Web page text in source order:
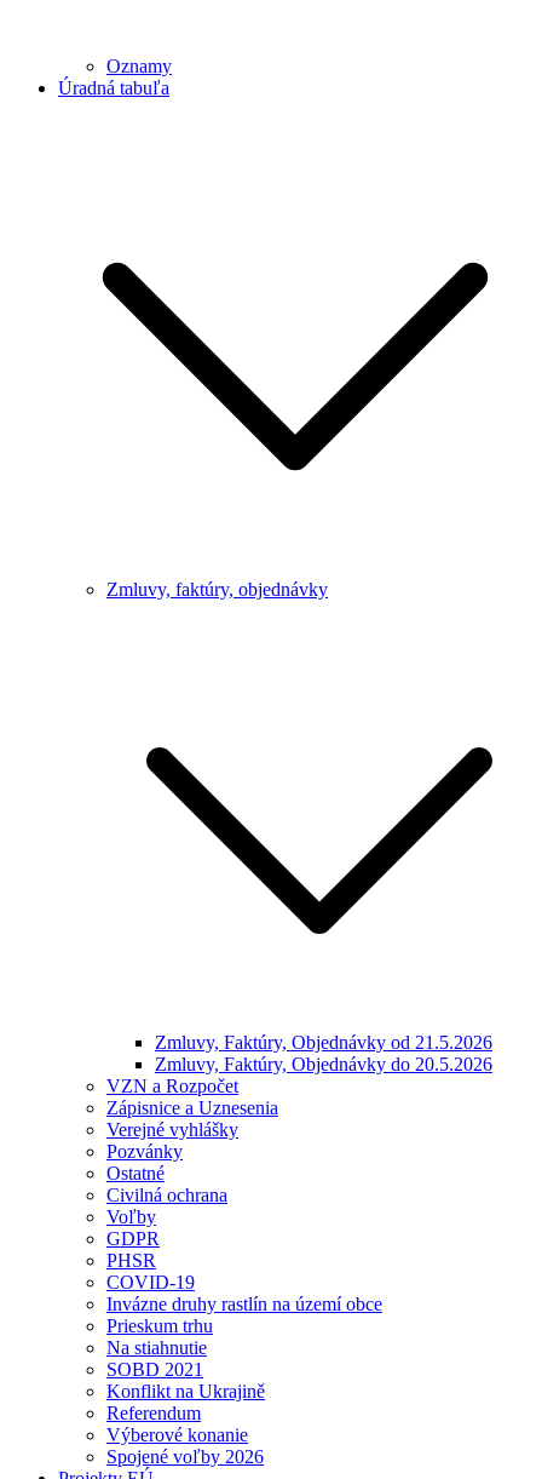
Oznamy
Úradná tabuľa
Zmluvy, faktúry, objednávky
Zmluvy, Faktúry, Objednávky od 21.5.2026
Zmluvy, Faktúry, Objednávky do 20.5.2026
VZN a Rozpočet
Zápisnice a Uznesenia
Verejné vyhlášky
Pozvánky
Ostatné
Civilná ochrana
Voľby
GDPR
PHSR
COVID-19
Invázne druhy rastlín na území obce
Prieskum trhu
Na stiahnutie
SOBD 2021
Konflikt na Ukrajině
Referendum
Výberové konanie
Spojené voľby 2026